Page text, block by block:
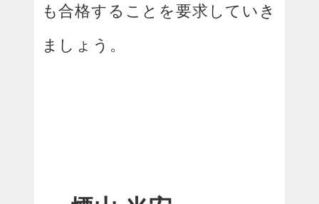
も合格することを要求していき
ましょう。